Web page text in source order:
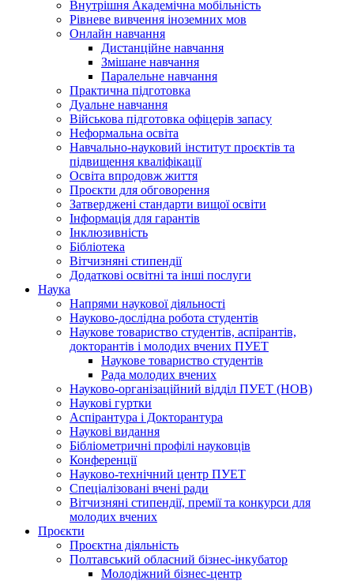
Внутрішня Академічна мобільність
Рівневе вивчення іноземних мов
Онлайн навчання
Дистанційне навчання
Змішане навчання
Паралельне навчання
Практична підготовка
Дуальне навчання
Військова підготовка офіцерів запасу
Неформальна освіта
Навчально-науковий інститут проєктів та
підвищення кваліфікації
Освіта впродовж життя
Проєкти для обговорення
Затверджені стандарти вищої освіти
Інформація для гарантів
Інклюзивність
Бібліотека
Вітчизняні стипендії
Додаткові освітні та інші послуги
Наука
Напрями наукової діяльності
Науково-дослідна робота студентів
Наукове товариство студентів, аспірантів,
докторантів і молодих вчених ПУЕТ
Наукове товариство студентів
Рада молодих вчених
Науково-організаційний відділ ПУЕТ (НОВ)
Наукові гуртки
Аспірантура і Докторантура
Наукові видання
Бібліометричні профілі науковців
Конференції
Науково-технічний центр ПУЕТ
Спеціалізовані вчені ради
Вітчизняні стипендії, премії та конкурси для
молодих вчених
Проєкти
Проєктна діяльність
Полтавський обласний бізнес-інкубатор
Молодіжний бізнес-центр